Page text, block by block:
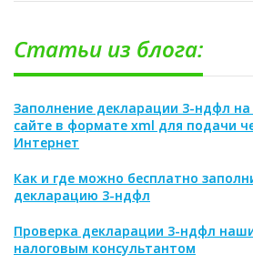
Статьи из блога:
Заполнение декларации 3-ндфл
сайте в формате xml для подачи
Интернет
Как и где можно бесплатно
декларацию 3-ндфл
Проверка декларации 3-ндфл
налоговым консультантом